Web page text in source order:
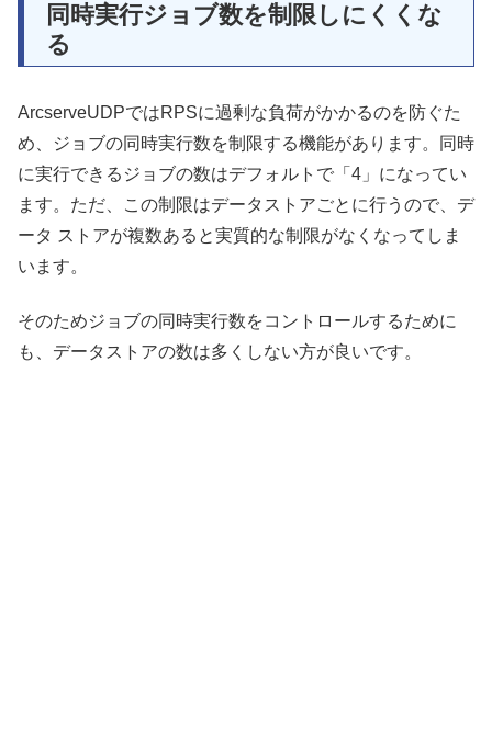
同時実行ジョブ数を制限しにくくな
る
ArcserveUDPではRPSに過剰な負荷がかかるのを防ぐた
め、ジョブの同時実行数を制限する機能があります。同時
に実行できるジョブの数はデフォルトで「4」になってい
ます。ただ、この制限はデータストアごとに行うので、デ
ータ ストアが複数あると実質的な制限がなくなってしま
います。
そのためジョブの同時実行数をコントロールするために
も、データストアの数は多くしない方が良いです。